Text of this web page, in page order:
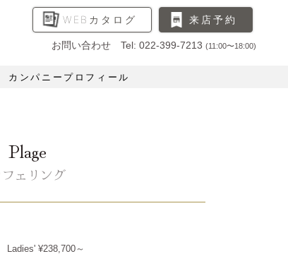
WEBカタログ 来店予約
お問い合わせ Tel: 022-399-7213 (11:00〜18:00)
カンパニープロフィール
Plage
フェリング
Ladies' ¥238,700～